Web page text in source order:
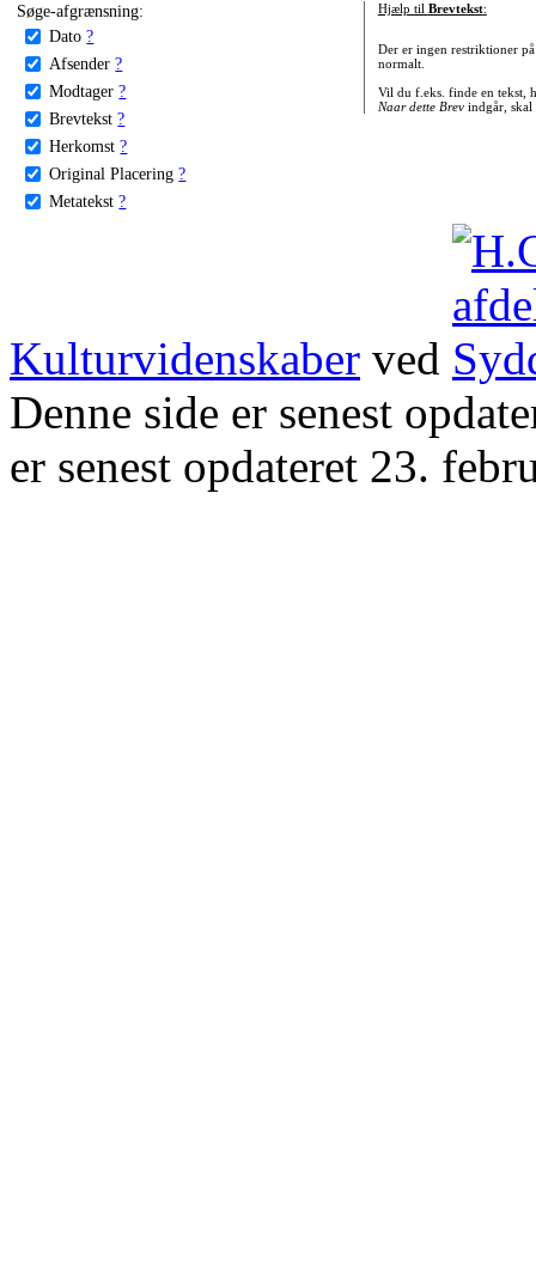
Søge-afgrænsning:
Dato ?
Afsender ?
Modtager ?
Brevtekst ?
Herkomst ?
Original Placering ?
Metatekst ?
Hjælp til Brevtekst:
Der er ingen restriktioner
normalt.
Vil du f.eks. finde en tekst,
Naar dette Brevindgår, skal
Kulturvidenskaber ved
Denne side er senest
er senest opdateret 23.